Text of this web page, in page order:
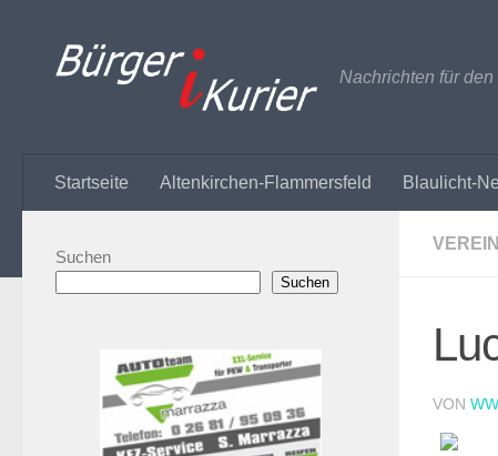
Nachrichten für
Startseite Altenkirchen-Flammersfeld Blaulicht-
VON
Suchen
Suchen